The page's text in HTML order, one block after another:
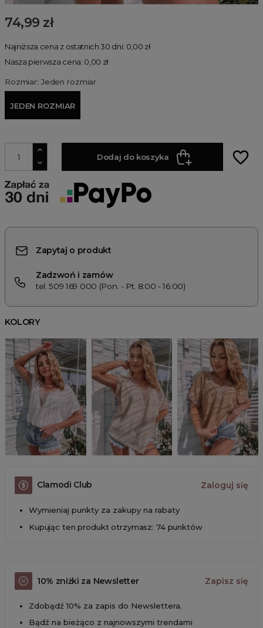
74,99 zł
Najniższa cena z ostatnich 30 dni: 0,00 zł
Nasza pierwsza cena: 0,00 zł
Rozmiar: Jeden rozmiar
JEDEN ROZMIAR
Dodaj do koszyka favorite_border
Zapytaj o produkt
Zadzwoń i zamów
tel. 509 169 000 (Pon. - Pt. 8:00 - 16:00)
KOLORY
Clamodi Club Zaloguj się
Wymieniaj punkty za zakupy na rabaty
Kupując ten produkt otrzymasz: 74 punktów
10% zniżki za Newsletter Zapisz się
Zdobądź 10% za zapis do Newslettera.
Bądź na bieżąco z najnowszymi trendami